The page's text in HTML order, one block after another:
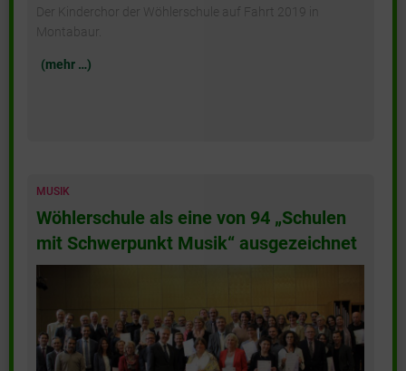
Der Kinderchor der Wöhlerschule auf Fahrt 2019 in
Montabaur.
(mehr …)
MUSIK
Wöhlerschule als eine von 94 „Schulen
mit Schwerpunkt Musik“ ausgezeichnet